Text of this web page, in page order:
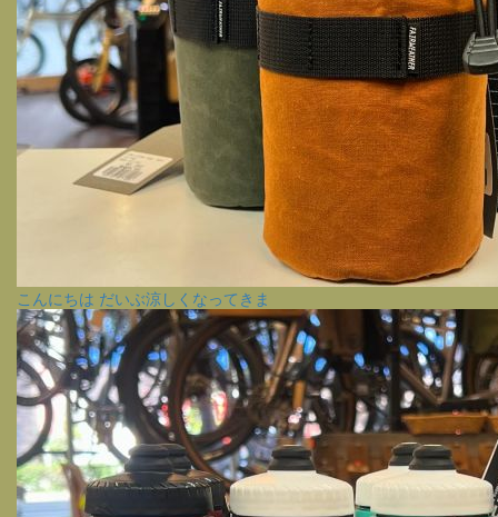
こんにちは だいぶ涼しくなってきま